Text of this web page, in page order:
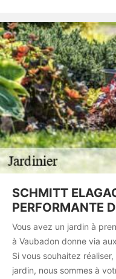
SCHMITT
PERFORMANTE
Vous avez un jardin à
à Vaubadon donne via
Si vous souhaitez
jardin, nous sommes à